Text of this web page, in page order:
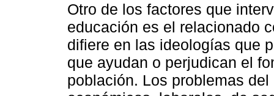
Otro de los factores que
educación es el relacionado
difiere en las ideologías que
que ayudan o perjudican el
población. Los problemas